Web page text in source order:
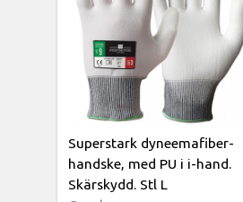
Superstark dyneemafiber-
handske, med PU i i-hand.
Skärskydd. Stl L